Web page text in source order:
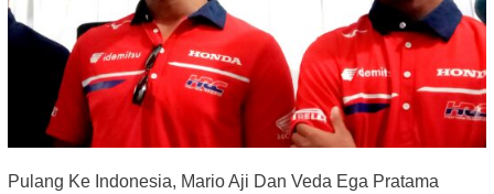
Pulang Ke Indonesia, Mario Aji Dan Veda Ega Pratama